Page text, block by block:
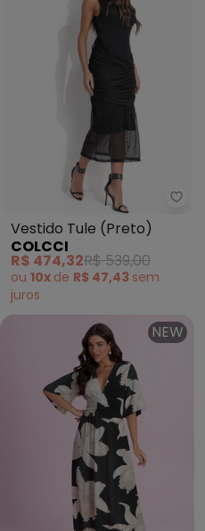
Vestido Tule (Preto)
COLCCI
R$ 474,32R$ 539,00
ou 10x de R$ 47,43 sem
juros
NEW